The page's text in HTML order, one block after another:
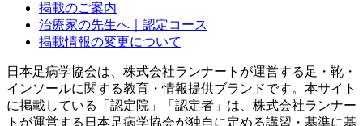
掲載のご案内
治療家の先生へ｜認定コース
掲載情報の変更について
日本足病学協会は、株式会社ランナートが運営する足・靴・
インソールに関する教育・情報提供ブランドです。本サイト
に掲載している「認定院」「認定者」は、株式会社ランナー
トが運営する日本足病学協会が独自に定める講習・基準に基